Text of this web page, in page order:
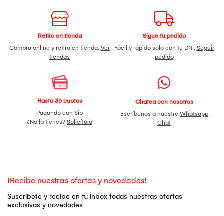
Retiro en tienda
Compra online y retira en tienda. Ver
tiendas
Sigue tu pedido
Fácil y rápido sólo con tu DNI. Seguir
pedido
Hasta 36 cuotas
Pagando con Sip
¿No la tienes? Solicítala
Chatea con nosotros
Escríbenos a nuestro Whatsapp
Chat
¡Recibe nuestras ofertas y novedades!
Suscríbete y recibe en tu inbox todas nuestras ofertas
exclusivas y novedades